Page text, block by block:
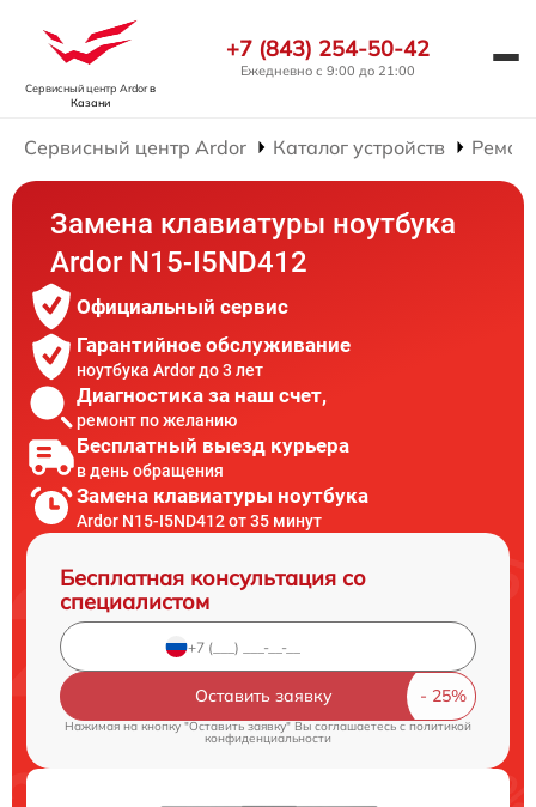
Сервисный центр Ardorв
Казани
+7 (843) 254-50-42
Ежедневно с 9:00 до 21:00
Сервисный центр Ardor Каталог устройств
Замена клавиатуры ноутбука
Ardor N15-I5ND412
Официальный сервис
Гарантийное обслуживание
ноутбука Ardor до 3 лет
Диагностика за наш счет,
ремонт по желанию
Бесплатный выезд курьера
в день обращения
Замена клавиатуры ноутбука
Ardor N15-I5ND412 от 35 минут
Бесплатная консультация со
специалистом
Оставить заявку
Нажимая на кнопку "Оставить заявку" Вы соглашаетесь cполитикой
конфиденциальности